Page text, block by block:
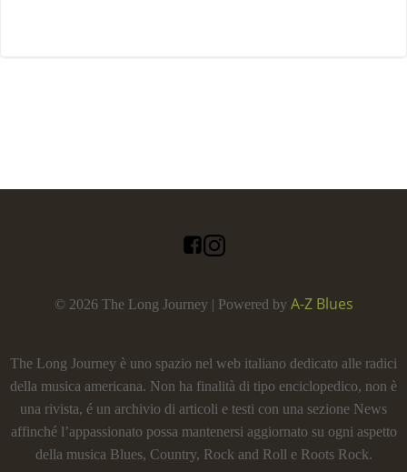
© 2026 The Long Journey | Powered by A-Z Blues
The Long Journey è uno spazio nel web italiano dedicato alle radici
della musica americana. Non ha finalità di tipo enciclopedico, non è
una rivista, é un archivio di articoli e testi con una sezione News
affinché l’appassionato possa mantenersi aggiornato su ogni aspetto
della musica Blues, Country, Rock and Roll e Roots Rock.